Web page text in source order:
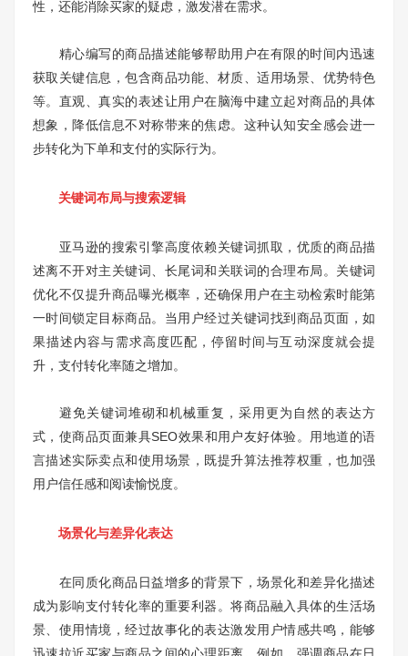
性，还能消除买家的疑虑，激发潜在需求。
精心编写的商品描述能够帮助用户在有限的时间内迅速
获取关键信息，包含商品功能、材质、适用场景、优势特色
等。直观、真实的表述让用户在脑海中建立起对商品的具体
想象，降低信息不对称带来的焦虑。这种认知安全感会进一
步转化为下单和支付的实际行为。
关键词布局与搜索逻辑
亚马逊的搜索引擎高度依赖关键词抓取，优质的商品描
述离不开对主关键词、长尾词和关联词的合理布局。关键词
优化不仅提升商品曝光概率，还确保用户在主动检索时能第
一时间锁定目标商品。当用户经过关键词找到商品页面，如
果描述内容与需求高度匹配，停留时间与互动深度就会提
升，支付转化率随之增加。
避免关键词堆砌和机械重复，采用更为自然的表达方
式，使商品页面兼具SEO效果和用户友好体验。用地道的语
言描述实际卖点和使用场景，既提升算法推荐权重，也加强
用户信任感和阅读愉悦度。
场景化与差异化表达
在同质化商品日益增多的背景下，场景化和差异化描述
成为影响支付转化率的重要利器。将商品融入具体的生活场
景、使用情境，经过故事化的表达激发用户情感共鸣，能够